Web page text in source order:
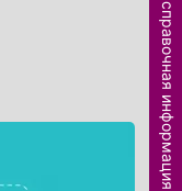
справочная информация